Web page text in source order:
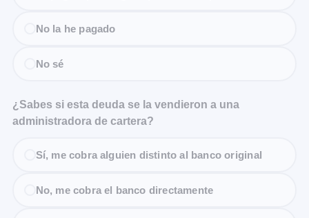
No la he pagado
No sé
¿Sabes si esta deuda se la vendieron a una
administradora de cartera?
Sí, me cobra alguien distinto al banco original
No, me cobra el banco directamente